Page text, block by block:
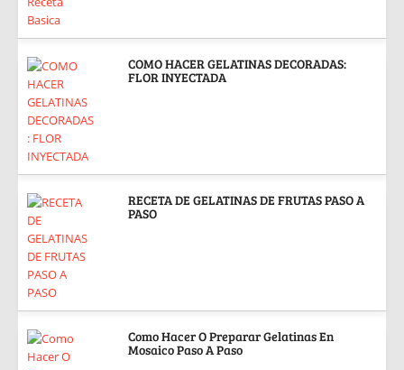
COMO HACER GELATINAS DECORADAS:
FLOR INYECTADA
RECETA DE GELATINAS DE FRUTAS PASO A
PASO
Como Hacer O Preparar Gelatinas En
Mosaico Paso A Paso